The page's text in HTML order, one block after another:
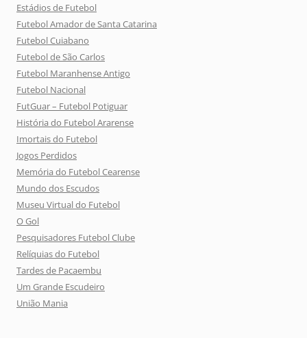
Estádios de Futebol
Futebol Amador de Santa Catarina
Futebol Cuiabano
Futebol de São Carlos
Futebol Maranhense Antigo
Futebol Nacional
FutGuar – Futebol Potiguar
História do Futebol Ararense
Imortais do Futebol
Jogos Perdidos
Memória do Futebol Cearense
Mundo dos Escudos
Museu Virtual do Futebol
O Gol
Pesquisadores Futebol Clube
Relíquias do Futebol
Tardes de Pacaembu
Um Grande Escudeiro
União Mania